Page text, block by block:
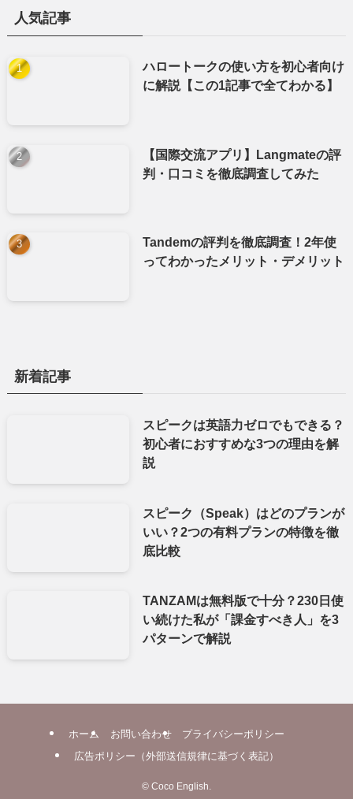
人気記事
ハロートークの使い方を初心者向け
に解説【この1記事で全てわかる】
【国際交流アプリ】Langmateの評
判・口コミを徹底調査してみた
Tandemの評判を徹底調査！2年使
ってわかったメリット・デメリット
新着記事
スピークは英語力ゼロでもできる？
初心者におすすめな3つの理由を解
説
スピーク（Speak）はどのプランが
いい？2つの有料プランの特徴を徹
底比較
TANZAMは無料版で十分？230日使
い続けた私が「課金すべき人」を3
パターンで解説
ホーム お問い合わせ
プライバシーポリシー
広告ポリシー（外部送信規律に基づく表記）
© Coco English.